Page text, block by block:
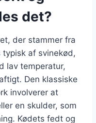
det?
der stammer fra
typisk af svinekød,
lav temperatur,
Den klassiske
involverer at
en skulder, som
Kødets fedt og